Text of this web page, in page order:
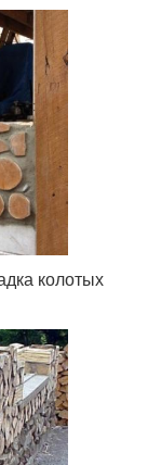
колотых